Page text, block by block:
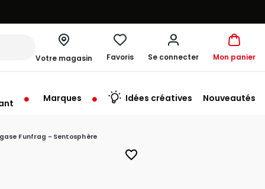
Votre magasin
à 19:30
Favoris Se connecter Mon panier
Marques Idées créatives Nouveautés
Funfrag - Sentosphère
favorite_border